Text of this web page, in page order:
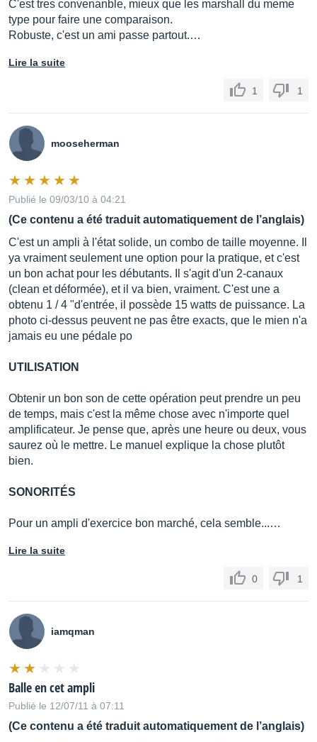
C'est tres convenanble, mieux que les marshall du meme
type pour faire une comparaison.
Robuste, c'est un ami passe partout.…
Lire la suite
1 1
mooseherman
Publié le 09/03/10 à 04:21
(Ce contenu a été traduit automatiquement de l’anglais)
C'est un ampli à l'état solide, un combo de taille moyenne. Il
ya vraiment seulement une option pour la pratique, et c'est
un bon achat pour les débutants. Il s'agit d'un 2-canaux
(clean et déformée), et il va bien, vraiment. C'est une a
obtenu 1 / 4 "d'entrée, il possède 15 watts de puissance. La
photo ci-dessus peuvent ne pas être exacts, que le mien n'a
jamais eu une pédale po
UTILISATION
Obtenir un bon son de cette opération peut prendre un peu
de temps, mais c'est la même chose avec n'importe quel
amplificateur. Je pense que, après une heure ou deux, vous
saurez où le mettre. Le manuel explique la chose plutôt
bien.
SONORITÉS
Pour un ampli d'exercice bon marché, cela semble...…
Lire la suite
0 1
iamqman
Balle en cet ampli
Publié le 12/07/11 à 07:11
(Ce contenu a été traduit automatiquement de l’anglais)